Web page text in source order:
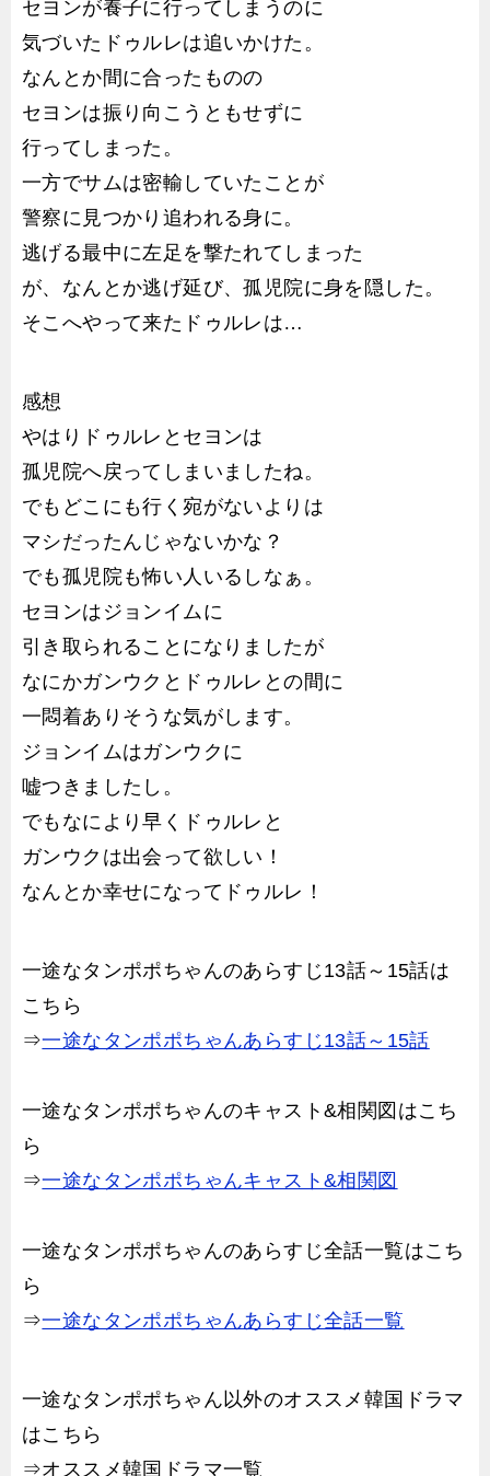
セヨンが養子に行ってしまうのに
気づいたドゥルレは追いかけた。
なんとか間に合ったものの
セヨンは振り向こうともせずに
行ってしまった。
一方でサムは密輸していたことが
警察に見つかり追われる身に。
逃げる最中に左足を撃たれてしまった
が、なんとか逃げ延び、孤児院に身を隠した。
そこへやって来たドゥルレは…
感想
やはりドゥルレとセヨンは
孤児院へ戻ってしまいましたね。
でもどこにも行く宛がないよりは
マシだったんじゃないかな？
でも孤児院も怖い人いるしなぁ。
セヨンはジョンイムに
引き取られることになりましたが
なにかガンウクとドゥルレとの間に
一悶着ありそうな気がします。
ジョンイムはガンウクに
嘘つきましたし。
でもなにより早くドゥルレと
ガンウクは出会って欲しい！
なんとか幸せになってドゥルレ！
一途なタンポポちゃんのあらすじ13話～15話は
こちら
⇒一途なタンポポちゃんあらすじ13話～15話
一途なタンポポちゃんのキャスト&相関図はこち
ら
⇒一途なタンポポちゃんキャスト&相関図
一途なタンポポちゃんのあらすじ全話一覧はこち
ら
⇒一途なタンポポちゃんあらすじ全話一覧
一途なタンポポちゃん以外のオススメ韓国ドラマ
はこちら
⇒オススメ韓国ドラマ一覧